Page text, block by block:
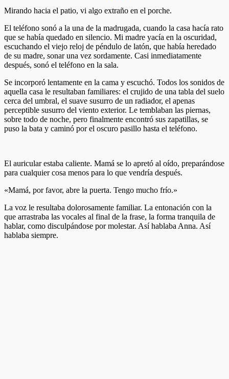
Mirando hacia el patio, vi algo extraño en el porche.
El teléfono sonó a la una de la madrugada, cuando la casa hacía rato
que se había quedado en silencio. Mi madre yacía en la oscuridad,
escuchando el viejo reloj de péndulo de latón, que había heredado
de su madre, sonar una vez sordamente. Casi inmediatamente
después, sonó el teléfono en la sala.
Se incorporó lentamente en la cama y escuchó. Todos los sonidos de
aquella casa le resultaban familiares: el crujido de una tabla del suelo
cerca del umbral, el suave susurro de un radiador, el apenas
perceptible susurro del viento exterior. Le temblaban las piernas,
sobre todo de noche, pero finalmente encontró sus zapatillas, se
puso la bata y caminó por el oscuro pasillo hasta el teléfono.
El auricular estaba caliente. Mamá se lo apretó al oído, preparándose
para cualquier cosa menos para lo que vendría después.
«Mamá, por favor, abre la puerta. Tengo mucho frío.»
La voz le resultaba dolorosamente familiar. La entonación con la
que arrastraba las vocales al final de la frase, la forma tranquila de
hablar, como disculpándose por molestar. Así hablaba Anna. Así
hablaba siempre.